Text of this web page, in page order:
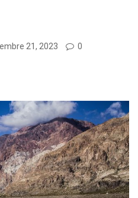
21, 2023 0